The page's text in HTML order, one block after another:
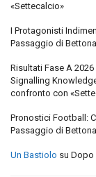
«Settecalcio»
I Protagonisti
Passaggio di
Risultati Fase A
Signalling
confronto con
Pronostici Football:
Passaggio di
Un Bastiolo su Dopo